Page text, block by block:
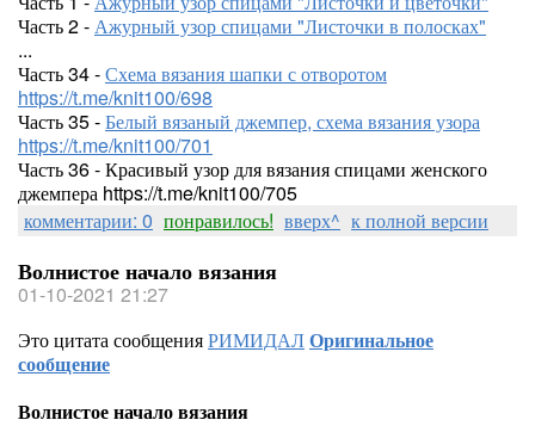
Часть 2 -Ажурный узор спицами "Листочки в полосках"
...
Часть 34 -Схема вязания шапки с отворотом
https://t.me/knit100/698
Часть 35 -Белый вязаный джемпер, схема вязания узора
https://t.me/knit100/701
Часть 36 - Красивый узор для вязания спицами женского
джемпера https://t.me/knit100/705
комментарии: 0 понравилось! вверх^ к полной версии
Волнистое начало вязания
01-10-2021 21:27
Это цитата сообщенияРИМИДАЛОригинальное
сообщение
Волнистое начало вязания